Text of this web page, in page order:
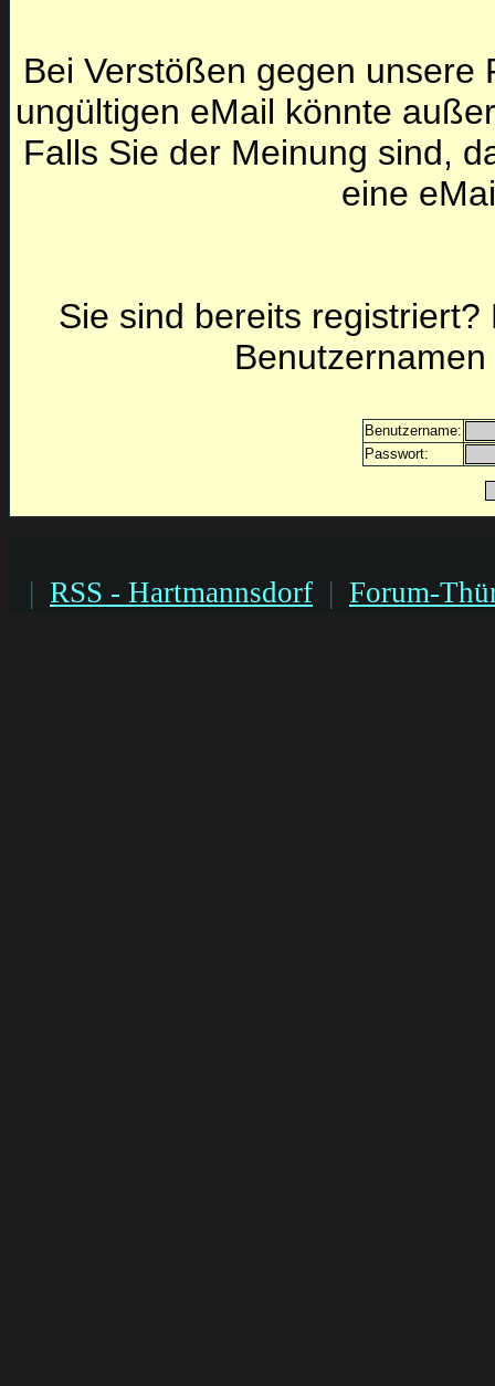
Bei Verstößen gegen unsere
ungültigen eMail könnte
Falls Sie der Meinung sind,
eine
Sie sind bereits
Benutzername:
Passwort:
| RSS - Hartmannsdorf | Forum-